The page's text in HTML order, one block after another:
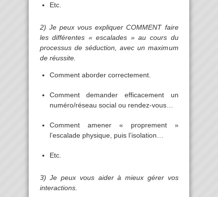
Etc.
2) Je peux vous expliquer COMMENT faire
les différentes « escalades » au cours du
processus de séduction, avec un maximum
de réussite.
Comment aborder correctement.
Comment demander efficacement un
numéro/réseau social ou rendez-vous…
Comment amener « proprement »
l’escalade physique, puis l’isolation…
Etc.
3) Je peux vous aider à mieux gérer vos
interactions.